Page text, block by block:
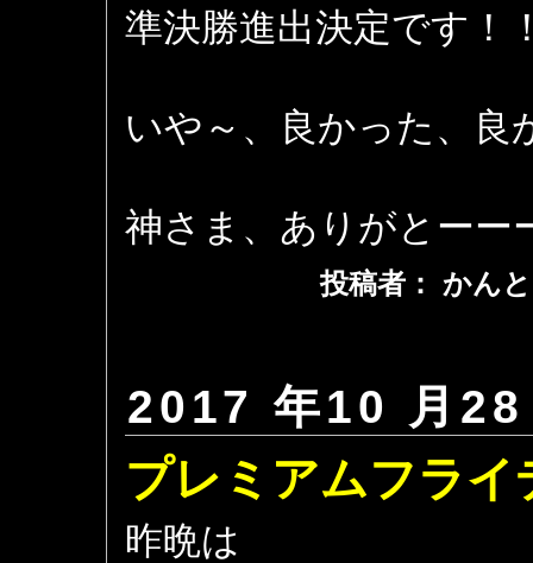
準決勝進出決定です！
いや～、良かった、良
神さま、ありがとーー
投稿者： かん
2017 年10 月
プレミアムフライ
昨晩は